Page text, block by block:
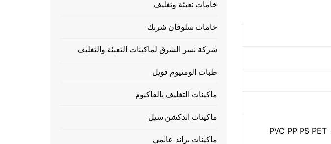
خامات تعبئة وتغليف
خامات سلوفان شرنك
شركة نسر الشرق لماكينات التعبئة والتغليف
طبات الومنيوم فويل
ماكينات التغليف بالفاكيوم
ماكينات اندكشن سيل
ماكينات براند عالمي